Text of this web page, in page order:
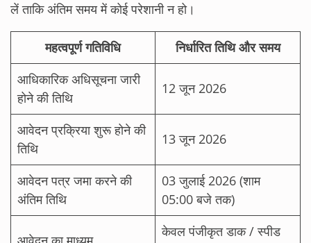
लें ताकि अंतिम समय में कोई परेशानी न हो।
महत्वपूर्ण गतिविधि
निर्धारित तिथि और समय
आधिकारिक अधिसूचना जारी
होने की तिथि
12 जून 2026
आवेदन प्रक्रिया शुरू होने की
तिथि
13 जून 2026
आवेदन पत्र जमा करने की
अंतिम तिथि
03 जुलाई 2026 (शाम
05:00 बजे तक)
केवल पंजीकृत डाक / स्पीड